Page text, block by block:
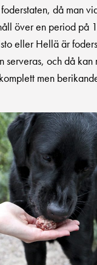
då man
över en period på
eller Hellä är
serveras, och då kan
men